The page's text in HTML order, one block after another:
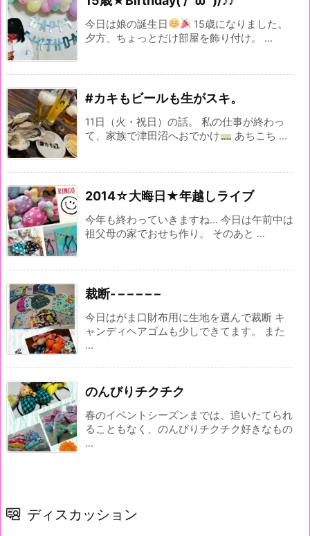
今日は娘の誕生日
15歳になりました。
夕方、ちょっとだけ部屋を飾り付け。 ...
#カキもビールも生がスキ。
11日（火・祝日）の話。 私の仕事が終わっ
て、家族で津田沼へおでかけ
あちこち ...
2014☆大晦日★年越しライブ
今年も終わっていきますね... 今日は午前中は
祖父母の家でおせち作り。 そのあと ...
裁断- – – – – –
今日はがま口財布用に生地を選んで裁断 キ
ャンディヘアゴムも少しできてます。 また
...
のんびりチクチク
春のイベントシーズンまでは、追いたてられ
ることもなく、のんびりチクチク好きなもの
...
ディスカッション